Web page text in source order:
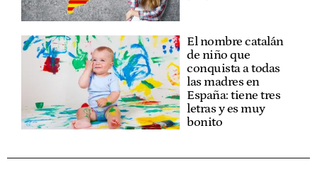
El nombre catalán
de niño que
conquista a todas
las madres en
España: tiene tres
letras y es muy
bonito